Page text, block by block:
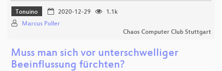
Tonuino 2020-12-29
1.1k
Marcus Poller
Chaos Computer Club Stuttgart
Muss man sich vor unterschwelliger
Beeinflussung fürchten?